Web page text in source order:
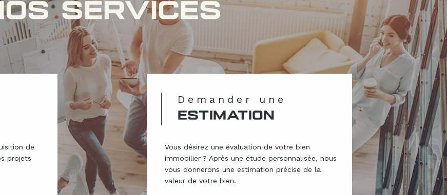
SERVICES
de
projets
Demander une
ESTIMATION
Vous désirez une évaluation de votre bien
immobilier ? Après une étude personnalisée, nous
vous donnerons une estimation précise de la
valeur de votre bien.